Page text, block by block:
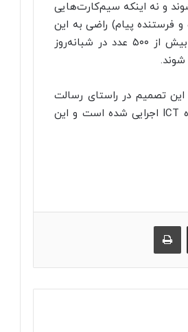
و نه اینکه سیم‌کارت‌هایی
فرستنده پیام) راضی به این
موضوع هستند، مسدود شوند. اما باید توجه داشت تنها ارسال پیامک‌های انبوه بیش از ۵۰۰ عدد در شبانه‌روز
شوند.
این تصمیم در راستای رسالت
وزارت ارتباطات و فناوری اطلاعات در حمایت و حفاظت از حقوق مشترکین در حوزه ICT اجرایی شده است و این